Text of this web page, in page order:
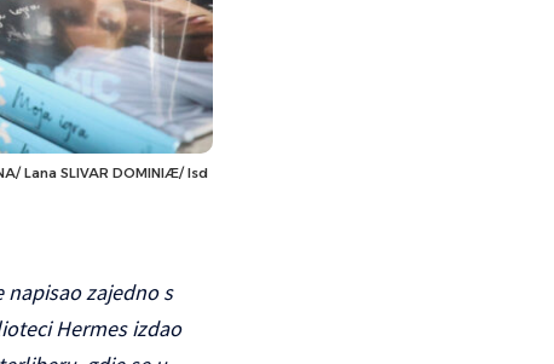
Lana SLIVAR DOMINIÆ/ lsd
zajedno s
Hermes izdao